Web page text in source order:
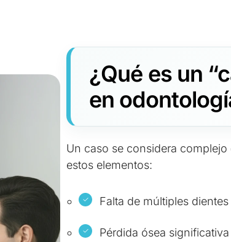
¿Qué es un
en
Un caso se considera
estos elementos:
Falta de múltiples
Pérdida ósea